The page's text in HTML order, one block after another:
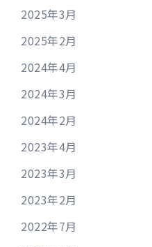
2025年3月
2025年2月
2024年4月
2024年3月
2024年2月
2023年4月
2023年3月
2023年2月
2022年7月